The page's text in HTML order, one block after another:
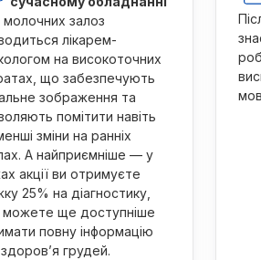
залоз
лікарем-
на високоточних
що забезпечують
зображення та
помітити навіть
зміни на ранніх
А найприємніше — у
акції ви отримуєте
25% на діагностику,
ще доступніше
повну інформацію
грудей.